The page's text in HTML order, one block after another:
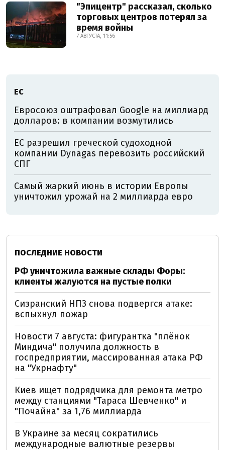
"Эпицентр" рассказал, сколько
торговых центров потерял за
время войны
7 АВГУСТА, 11:56
ЕС
Евросоюз оштрафовал Google на миллиард
долларов: в компании возмутились
ЕС разрешил греческой судоходной
компании Dynagas перевозить российский
СПГ
Самый жаркий июнь в истории Европы
уничтожил урожай на 2 миллиарда евро
ПОСЛЕДНИЕ НОВОСТИ
РФ уничтожила важные склады Форы:
клиенты жалуются на пустые полки
Сизранский НПЗ снова подвергся атаке:
вспыхнул пожар
Новости 7 августа: фигурантка "плёнок
Миндича" получила должность в
госпредприятии, массированная атака РФ
на "Укрнафту"
Киев ищет подрядчика для ремонта метро
между станциями "Тараса Шевченко" и
"Почайна" за 1,76 миллиарда
В Украине за месяц сократились
международные валютные резервы